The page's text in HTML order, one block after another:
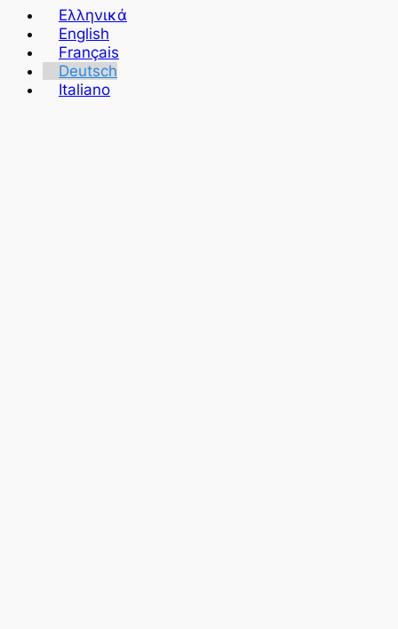
Ελληνικά
English
Français
Deutsch
Italiano